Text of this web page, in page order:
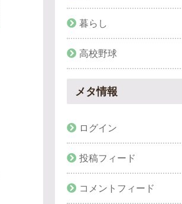
暮らし
高校野球
メタ情報
ログイン
投稿フィード
コメントフィード